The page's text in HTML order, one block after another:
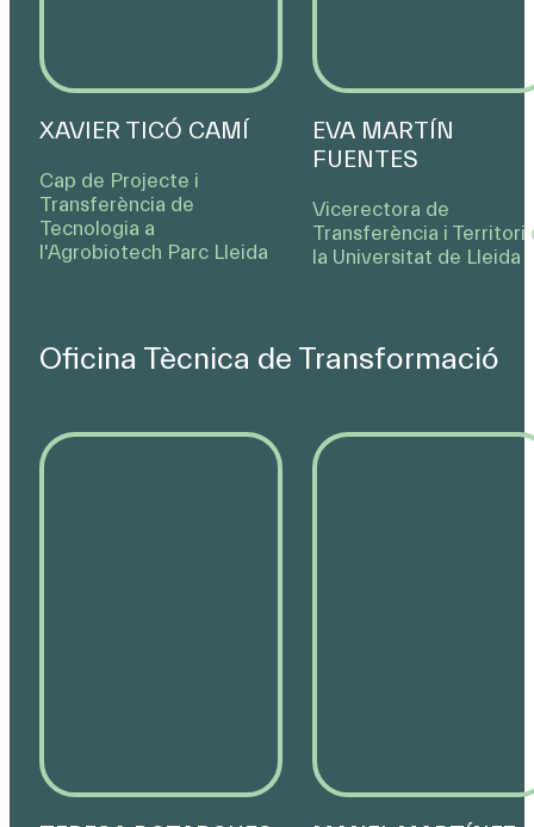
XAVIER TICÓ CAMÍ
Cap de Projecte i
Transferència de
Tecnologia a
l'Agrobiotech Parc Lleida
EVA MARTÍN
FUENTES
Vicerectora de
Transferència i Territori
la Universitat de Lleida
Oﬁcina Tècnica de Transformació